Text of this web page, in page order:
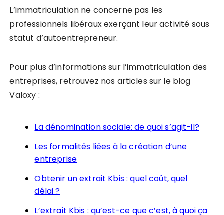
L’immatriculation ne concerne pas les
professionnels libéraux exerçant leur activité sous
statut d’autoentrepreneur.
Pour plus d’informations sur l’immatriculation des
entreprises, retrouvez nos articles sur le blog
Valoxy :
La dénomination sociale: de quoi s’agit-il?
Les formalités liées à la création d’une
entreprise
Obtenir un extrait Kbis : quel coût, quel
délai ?
L’extrait Kbis : qu’est-ce que c’est, à quoi ça